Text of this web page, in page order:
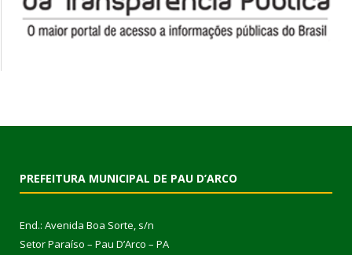
PREFEITURA MUNICIPAL DE PAU D’ARCO
End.: Avenida Boa Sorte, s/n
Setor Paraíso – Pau D’Arco – PA